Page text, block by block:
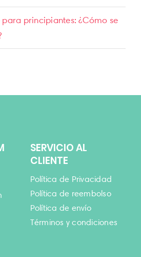
principiantes: ¿Cómo se
SERVICIO AL
CLIENTE
Política de Privacidad
Política de reembolso
Política de envío
Términos y condiciones